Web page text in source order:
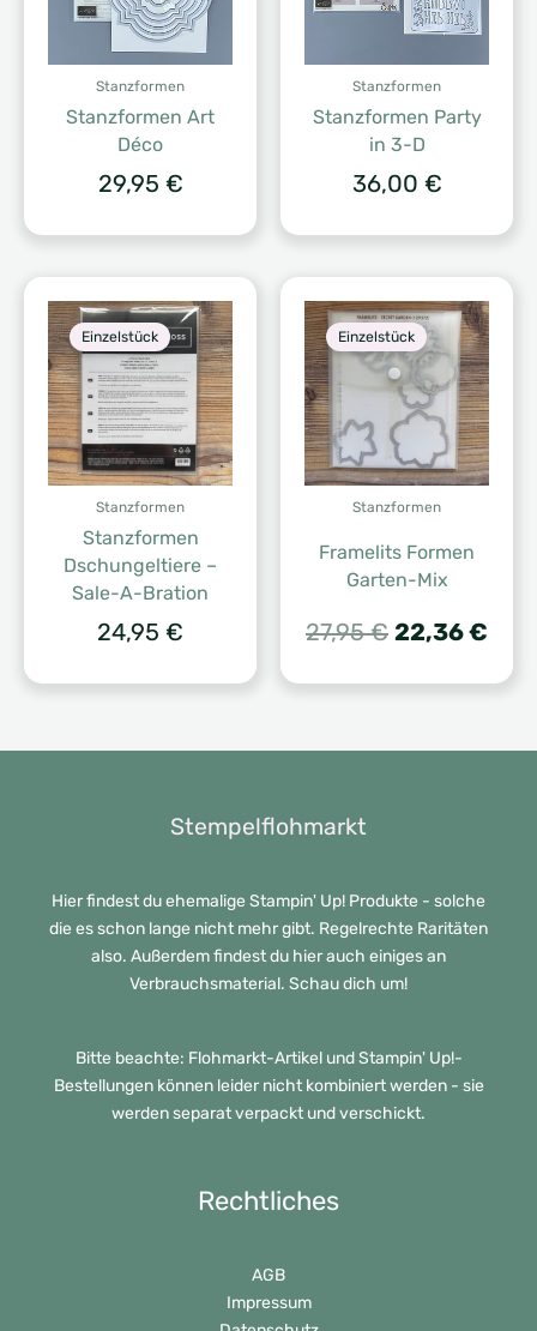
Stanzformen
Stanzformen Art
Déco
29,95 €
Stanzformen
Stanzformen Party
in 3-D
36,00 €
Einzelstück
Stanzformen
Stanzformen
Dschungeltiere –
Sale-A-Bration
24,95 €
Einzelstück
Stanzformen
Framelits Formen
Garten-Mix
27,95€
war:
22,36€
ist:
Stempelflohmarkt
Hier findest du ehemalige Stampin' Up! Produkte - solche
die es schon lange nicht mehr gibt. Regelrechte Raritäten
also. Außerdem findest du hier auch einiges an
Verbrauchsmaterial. Schau dich um!
Bitte beachte: Flohmarkt-Artikel und Stampin' Up!-
Bestellungen können leider nicht kombiniert werden - sie
werden separat verpackt und verschickt.
Rechtliches
AGB
Impressum